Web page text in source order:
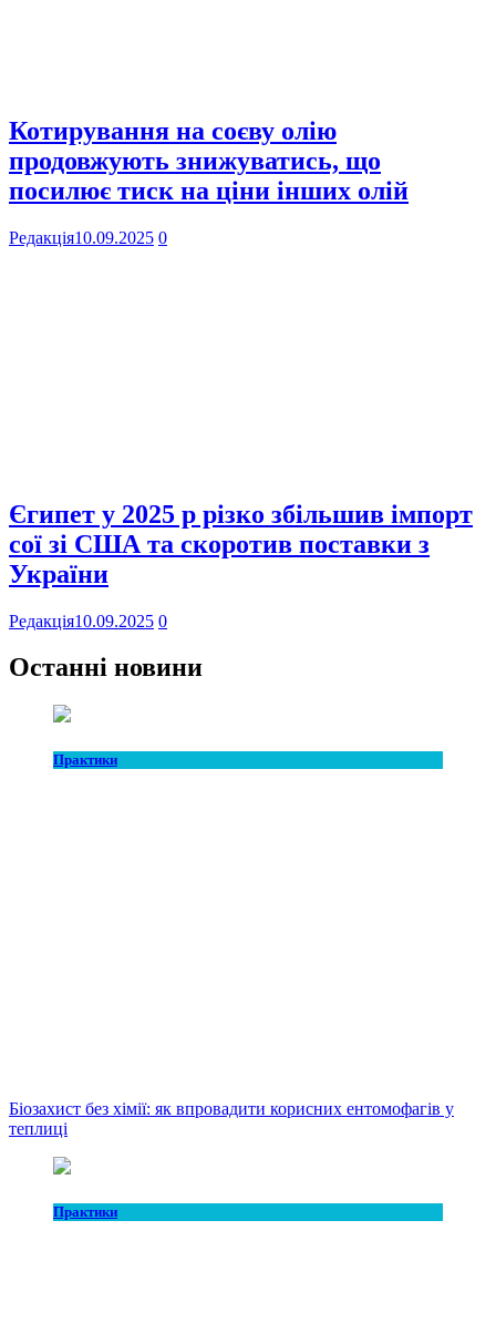
Котирування на соєву олію
продовжують знижуватись, що
посилює тиск на ціни інших олій
Редакція10.09.2025 0
Єгипет у 2025 р різко збільшив імпорт
сої зі США та скоротив поставки з
України
Редакція10.09.2025 0
Останні новини
Практики
Біозахист без хімії: як впровадити корисних ентомофагів у
теплиці
Практики